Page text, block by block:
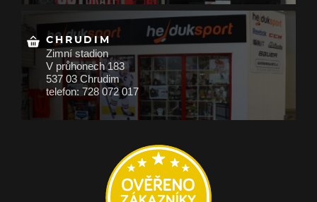
CHRUDIM
Zimní stadion
V průhonech 183
537 03 Chrudim
telefon: 728 072 017